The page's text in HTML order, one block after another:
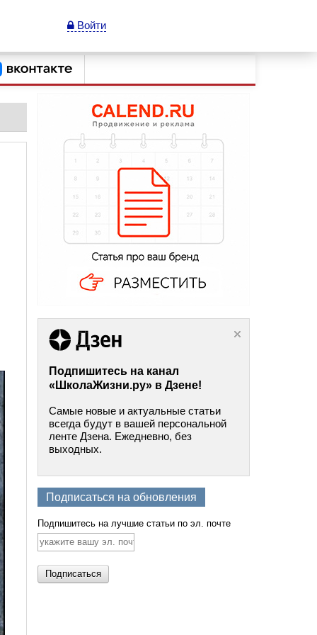
Войти
Подпишитесь на канал
«ШколаЖизни.ру» в Дзене!
Самые новые и актуальные статьи
всегда будут в вашей персональной
ленте Дзена. Ежедневно, без
выходных.
Подписаться на обновления
Подпишитесь на лучшие статьи по эл. почте